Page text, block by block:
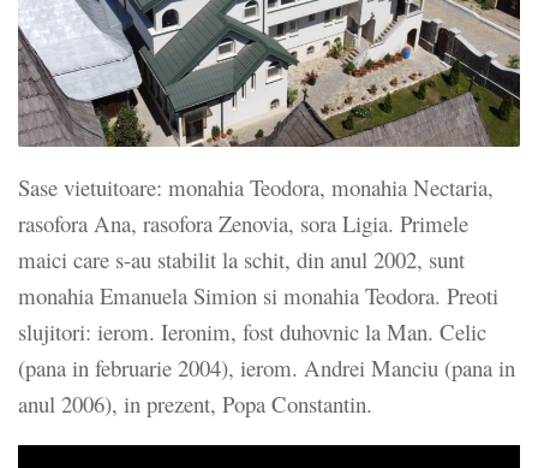
Sase vietuitoare: monahia Teodora, monahia Nectaria,
rasofora Ana, rasofora Zenovia, sora Ligia. Primele
maici care s-au stabilit la schit, din anul 2002, sunt
monahia Emanuela Simion si monahia Teodora. Preoti
slujitori: ierom. Ieronim, fost duhovnic la Man. Celic
(pana in februarie 2004), ierom. Andrei Manciu (pana in
anul 2006), in prezent, Popa Constantin.